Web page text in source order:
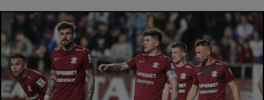
SuperLiga
Liga 2
Cupa României
Echipa Națională